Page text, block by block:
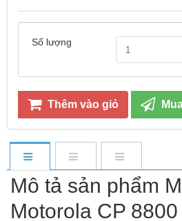
Số lượng
Thêm vào giỏ
Mô tả sản phẩm
Motorola CP 8800